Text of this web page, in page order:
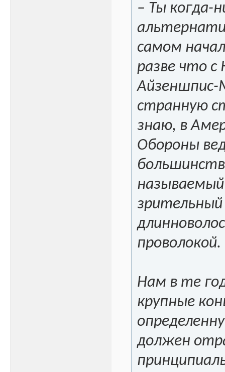
– Ты когда-
самом
разве что с
Айзеншпис-
странную
знаю, в
Обороны
проволокой.
Нам в те
крупные
должен